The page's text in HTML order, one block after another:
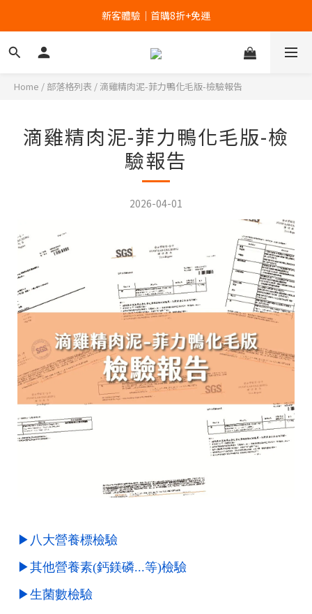
新客體驗｜首購8折+免運
新客體驗｜首購8折+免運
家裡的肉泥健康嗎？立刻分析👉
Home / 部落格列表 / 滴雞精肉泥-菲力鴨化毛版-檢驗報告
滴雞精肉泥-菲力鴨化毛版-檢
驗報告
2026-04-01
▶八大營養標檢驗
▶其他營養素(鈣鎂磷...等)檢驗
▶生菌數檢驗